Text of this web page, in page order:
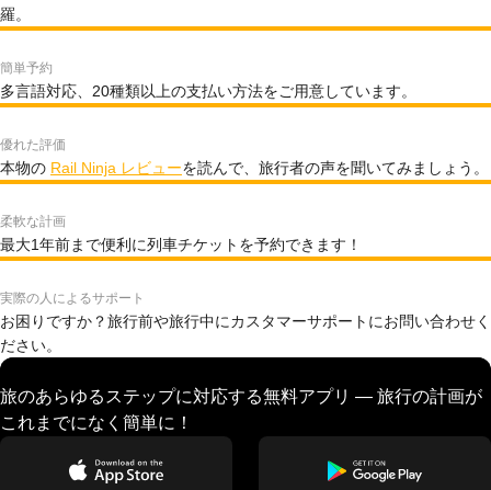
羅。
簡単予約
多言語対応、20種類以上の支払い方法をご用意しています。
優れた評価
本物の Rail Ninja レビューを読んで、旅行者の声を聞いてみましょう。
柔軟な計画
最大1年前まで便利に列車チケットを予約できます！
実際の人によるサポート
お困りですか？旅行前や旅行中にカスタマーサポートにお問い合わせく
ださい。
旅のあらゆるステップに対応する無料アプリ — 旅行の計画が
これまでになく簡単に！